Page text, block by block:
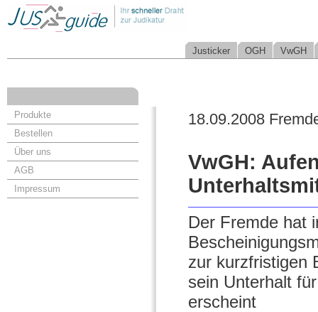
Justicker OGH VwGH
Produkte
Bestellen
Über uns
AGB
Impressum
18.09.2008
VwGH:
Der Fremde hat
zur kurzfristigen
sein Unterhalt
erscheint